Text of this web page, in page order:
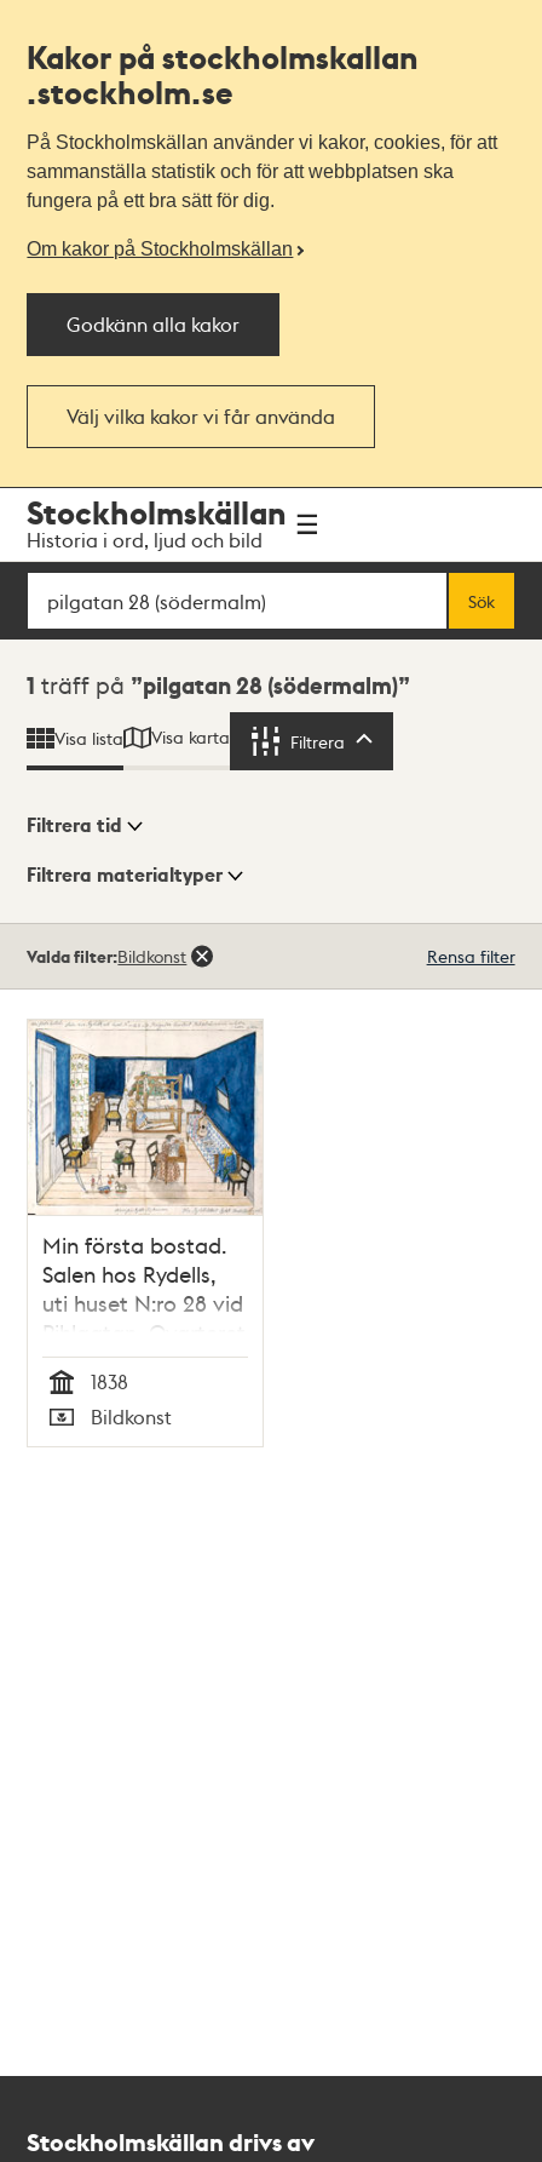
Kakor på stockholmskallan
.stockholm.se
På Stockholmskällan använder vi kakor, cookies, för att
sammanställa statistik och för att webbplatsen ska
fungera på ett bra sätt för dig.
Om kakor på Stockholmskällan
Godkänn alla kakor
Välj vilka kakor vi får använda
navigationen
huvudinnehållet
Stockholmskällan
Historia i ord, ljud och bild
Sök
Sök
Sökresultat
1 träff på pilgatan 28 (södermalm)
Visa lista Visa karta Filtrera
Visningsläge
Filtrera tid
Filtrera materialtyper
träffar
Valda filter:Bildkonst Rensa filter
Min första bostad.
Salen hos Rydells,
uti huset N:ro 28 vid
Pihlgatan, Qvarteret
Bäckbrännaren
mindre (nedra
botten) (kopia,
utförd av Annastina
Tid
1838
Typ
Bildkonst
Stockholmskällan drivs av